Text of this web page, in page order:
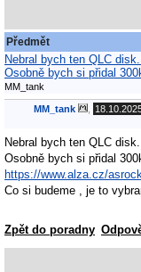
Předmět
Nebral bych ten QLC
Osobně bych si přidal
MM_tank
MM_tank
Nebral bych ten QLC
Osobně bych si přidal
https://www.alza.cz/
Co si budeme , je to
Zpět do poradny